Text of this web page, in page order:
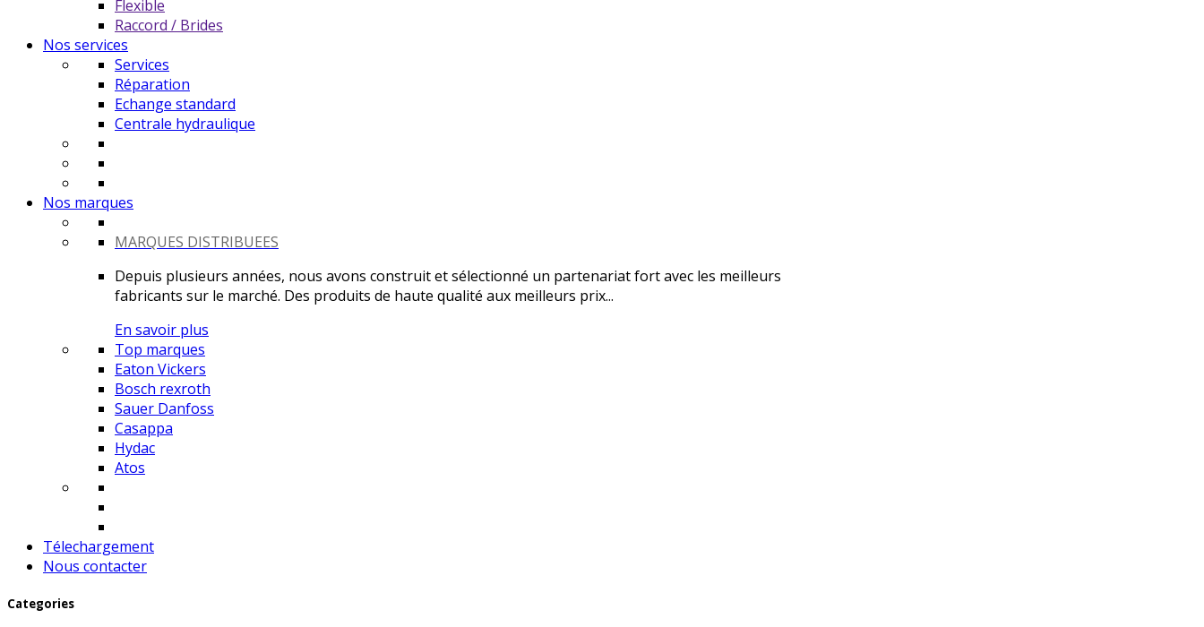
Flexible
Raccord / Brides
Nos services
Services
Réparation
Echange standard
Centrale hydraulique
Nos marques
MARQUES DISTRIBUEES
Depuis plusieurs années, nous avons construit et sélectionné un partenariat fort avec les meilleurs
fabricants sur le marché. Des produits de haute qualité aux meilleurs prix...
En savoir plus
Top marques
Eaton Vickers
Bosch rexroth
Sauer Danfoss
Casappa
Hydac
Atos
Télechargement
Nous contacter
Categories